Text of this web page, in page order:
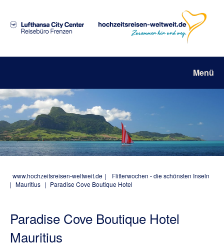
Menü
www.hochzeitsreisen-weltweit.de |
Flitterwochen - die schönsten Inseln
| Mauritius | Paradise Cove Boutique Hotel
Paradise Cove Boutique Hotel
Mauritius